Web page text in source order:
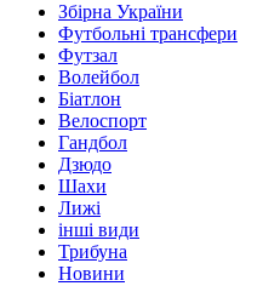
Збірна України
Футбольні трансфери
Футзал
Волейбол
Біатлон
Велоспорт
Гандбол
Дзюдо
Шахи
Лижі
інші види
Трибуна
Новини